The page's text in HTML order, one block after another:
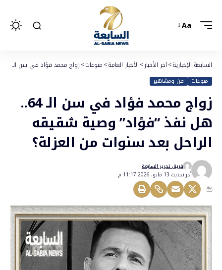
Aa
السابعة الإخبارية>آخر الأخبار>الأخبار العامة>منوعات>زواج محمد فؤاد في سن الـ 64.. هل نفذ “فؤاد” وصية شقيقه الراحل بعد سنوات من العزلة؟
منوعات فن ومشاهير
زواج محمد فؤاد في سن الـ 64..
هل نفذ “فؤاد” وصية شقيقه
الراحل بعد سنوات من العزلة؟
أخر تحديث 13 مايو، 2026 11:17 م
فريق تحرير السابعة